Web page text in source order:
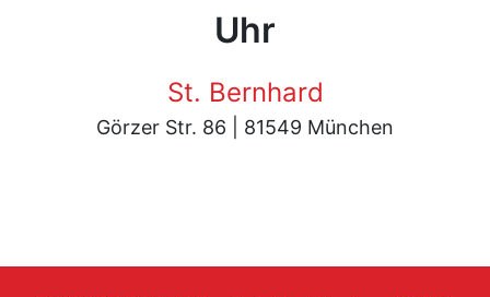
Uhr
St. Bernhard
Görzer Str. 86 | 81549 München